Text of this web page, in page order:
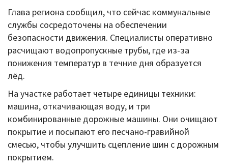
Глава региона сообщил, что сейчас коммунальные
службы сосредоточены на обеспечении
безопасности движения. Специалисты оперативно
расчищают водопропускные трубы, где из-за
понижения температур в течние дня образуется
лёд.
На участке работает четыре единицы техники:
машина, откачивающая воду, и три
комбинированные дорожные машины. Они очищают
покрытие и посыпают его песчано-гравийной
смесью, чтобы улучшить сцепление шин с дорожным
покрытием.